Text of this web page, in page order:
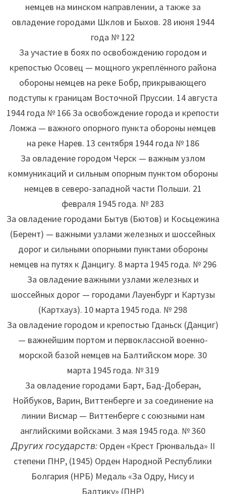
немцев на минском направлении, а также за
овладение городами Шклов и Быхов. 28 июня 1944
года № 122
За участие в боях по освобождению городом и
крепостью Осовец — мощного укреплённого района
обороны немцев на реке Бобр, прикрывающего
подступы к границам Восточной Пруссии. 14 августа
1944 года № 166 За освобождение города и крепости
Ломжа — важного опорного пункта обороны немцев
на реке Нарев. 13 сентября 1944 года № 186
За овладение городом Черск — важным узлом
коммуникаций и сильным опорным пунктом обороны
немцев в северо-западной части Польши. 21
февраля 1945 года. № 283
За овладение городами Бытув (Бютов) и Косьцежина
(Берент) — важными узлами железных и шоссейных
дорог и сильными опорными пунктами обороны
немцев на путях к Данцигу. 8 марта 1945 года. № 296
За овладение важными узлами железных и
шоссейных дорог — городами Лауенбург и Картузы
(Картхауз). 10 марта 1945 года. № 298
За овладение городом и крепостью Гданьск (Данциг)
— важнейшим портом и первоклассной военно-
морской базой немцев на Балтийском море. 30
марта 1945 года. № 319
За овладение городами Барт, Бад-Доберан,
Нойбуков, Варин, Виттенберге и за соединение на
линии Висмар — Виттенберге с союзными нам
английскими войсками. 3 мая 1945 года. № 360
Других государств: Орден «Крест Грюнвальда» II
степени ПНР, (1945) Орден Народной Республики
Болгария (НРБ) Медаль «За Одру, Нису и
Балтику» (ПНР)